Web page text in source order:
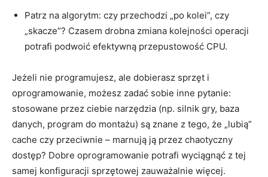
Patrz na algorytm: czy przechodzi „po kolei”, czy
„skacze”? Czasem drobna zmiana kolejności operacji
potrafi podwoić efektywną przepustowość CPU.
Jeżeli nie programujesz, ale dobierasz sprzęt i
oprogramowanie, możesz zadać sobie inne pytanie:
stosowane przez ciebie narzędzia (np. silnik gry, baza
danych, program do montażu) są znane z tego, że „lubią”
cache czy przeciwnie – marnują ją przez chaotyczny
dostęp? Dobre oprogramowanie potrafi wyciągnąć z tej
samej konfiguracji sprzętowej zauważalnie więcej.